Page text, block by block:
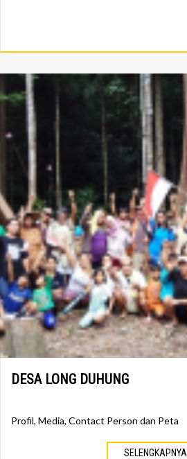
DESA LONG DUHUNG
Profil, Media, Contact Person dan Peta
SELENGKAPNYA